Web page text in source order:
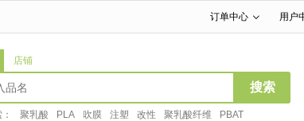
订单中心 用户
店铺
搜索
聚乳酸 PLA 吹膜 注塑 改性 聚乳酸纤维 PBAT